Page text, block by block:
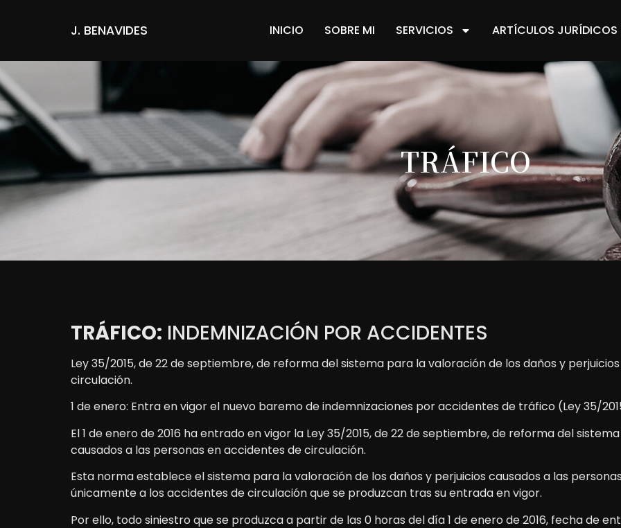
J. BENAVIDES INICIO SOBRE MI SERVICIOS ARTÍCULOS JURÍDICOS
TRÁFICO
TRÁFICO: INDEMNIZACIÓN POR ACCIDENTES
Ley 35/2015, de 22 de septiembre, de reforma del sistema para la valoración de los daños y
circulación.
1 de enero: Entra en vigor el nuevo baremo de indemnizaciones por accidentes de tráfico (Ley 35/
El 1 de enero de 2016 ha entrado en vigor la Ley 35/2015, de 22 de septiembre, de reforma del
causados a las personas en accidentes de circulación.
Esta norma establece el sistema para la valoración de los daños y perjuicios causados a las
únicamente a los accidentes de circulación que se produzcan tras su entrada en vigor.
Por ello, todo siniestro que se produzca a partir de las 0 horas del día 1 de enero de 2016, fecha de